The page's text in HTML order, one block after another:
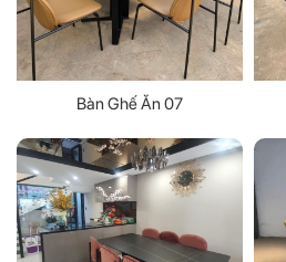
Bàn Ghế Ăn 07